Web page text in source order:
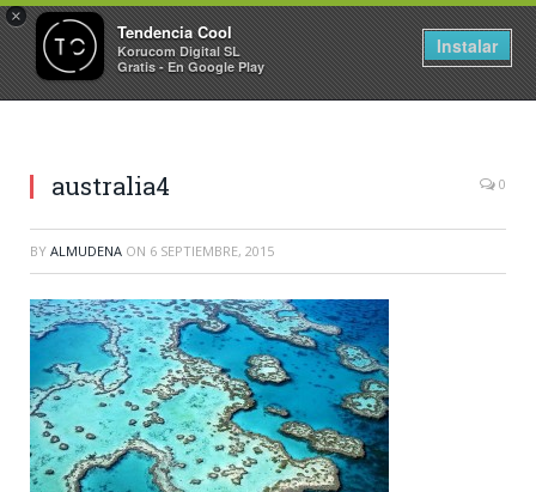
×
Tendencia Cool
Korucom Digital SL
Gratis - En Google Play
Instalar
australia4 0
BY ALMUDENA ON 6 SEPTIEMBRE, 2015